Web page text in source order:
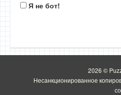
Я не бот!
2026 ©
Несанкционированное